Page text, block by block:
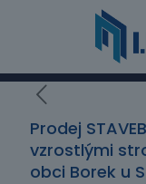
Prodej
vzrostlými
obci Borek u